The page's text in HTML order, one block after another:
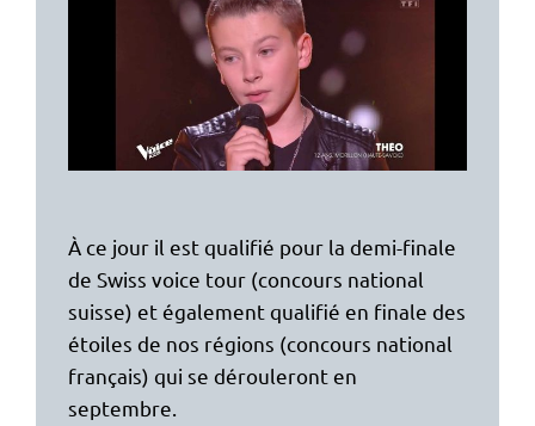
À ce jour il est qualifié pour la demi-finale
de Swiss voice tour (concours national
suisse) et également qualifié en finale des
étoiles de nos régions (concours national
français) qui se dérouleront en
septembre.